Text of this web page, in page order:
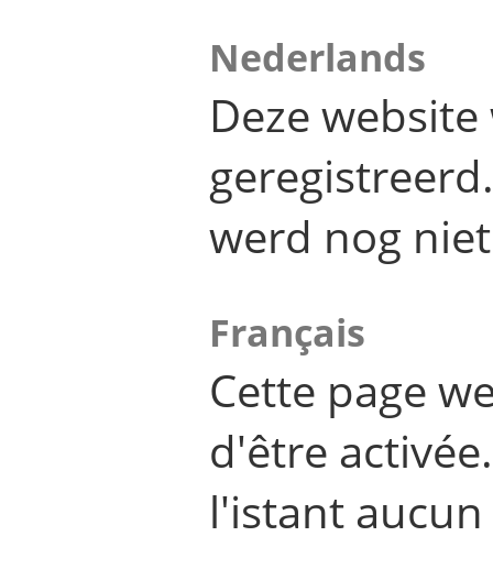
Nederlands
Deze
werd nog
Français
Cette page
d'être
l'istant